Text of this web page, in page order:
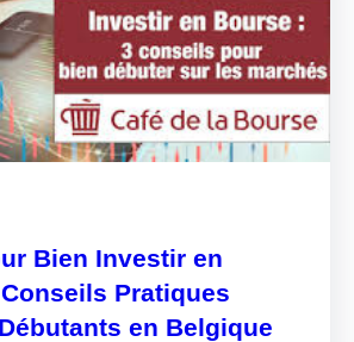
Bien Investir en
Pratiques
en Belgique